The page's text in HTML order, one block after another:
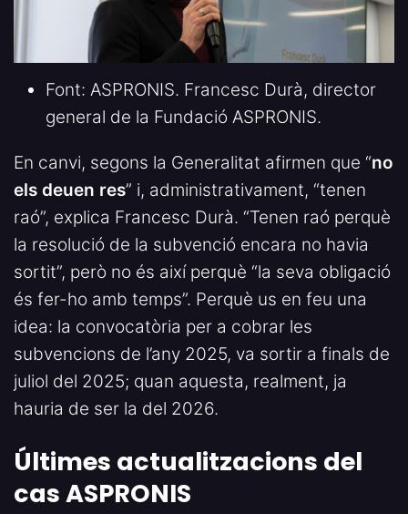
Font: ASPRONIS. Francesc Durà, director
general de la Fundació ASPRONIS.
En canvi, segons la Generalitat afirmen que “no
els deuen res” i, administrativament, “tenen
raó”, explica Francesc Durà. “Tenen raó perquè
la resolució de la subvenció encara no havia
sortit”, però no és així perquè “la seva obligació
és fer-ho amb temps”. Perquè us en feu una
idea: la convocatòria per a cobrar les
subvencions de l’any 2025, va sortir a finals de
juliol del 2025; quan aquesta, realment, ja
hauria de ser la del 2026.
Últimes actualitzacions del
cas ASPRONIS